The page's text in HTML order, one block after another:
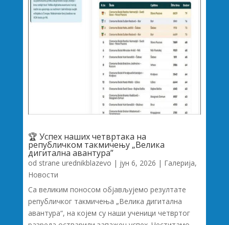
🏆 Успех наших четвртака на
републичком такмичењу „Велика
дигитална авантура”
od strane urednikblazevo | јун 6, 2026 | Галерија,
Новости
Са великим поносом објављујемо резултате
републичког такмичења „Велика дигитална
авантура“, на којем су наши ученици четвртог